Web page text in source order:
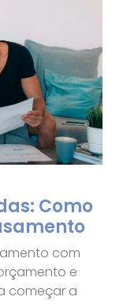
Como
com
e
começar a